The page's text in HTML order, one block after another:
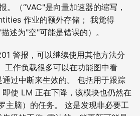
。（“VAC"是向量加速器的缩写，
作业的额外存储； 我觉得
述为"空"可能是错误的）。
警报，可以继续使用其他方法分
工作负载很多可以在功能图中看
过中断来生效的。 包括用于跟踪
使 LM 正在下降，该模块也仍然在
主脑）的任务。 这是发现非必要工